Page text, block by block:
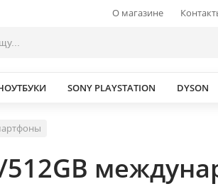
О магазине
SONY PLAYSTATION DYSON